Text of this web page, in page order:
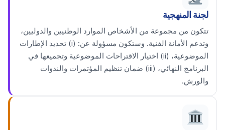
لجنة المنهجية
تتكون من مجموعة من الأشخاص الموارد الوطنيين والدوليين،
وتدعم الأمانة الفنية. وستكون مسؤولة عن: (i) تحديد الإطارات
الموضوعية، (ii) اختيار الاقتراحات الموضوعية وتجميعها في
البرنامج النهائي، (iii) ضمان تنظيم المؤتمرات والندوات
والورش.